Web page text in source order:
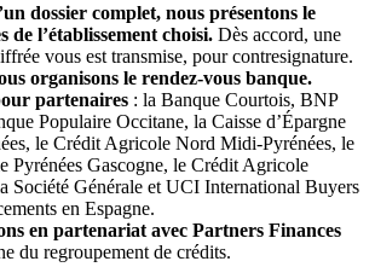
dossier complet, nous présentons le
de l’établissement choisi. Dès accord, une
vous est transmise, pour contresignature.
organisons le rendez-vous banque.
partenaires : la Banque Courtois, BNP
Populaire Occitane, la Caisse d’Épargne
le Crédit Agricole Nord Midi-Pyrénées, le
Pyrénées Gascogne, le Crédit Agricole
Société Générale et UCI International Buyers
en Espagne.
en partenariat avec Partners Finances
du regroupement de crédits.